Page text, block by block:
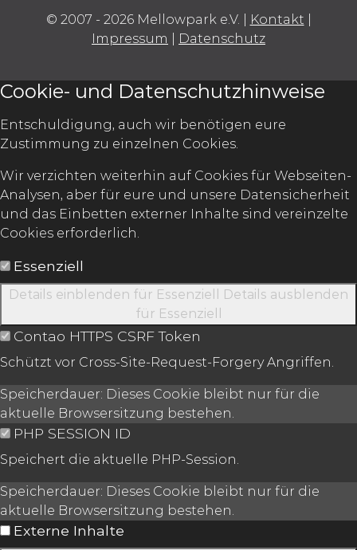
© 2007 - 2026 Mellowpark e.V. Kontakt
Impressum
Datenschutz
Cookie- und Datenschutzhinweise
Entschuldigung, auch wir benötigen eure
Zustimmung zu einzelnen Cookies.
Wir verzichten weiterhin auf Cookies für Webseiten-
Analysen, aber für eure und unsere Datensicherheit
und das Einbetten externer Inhalte sind vereinzelte
Cookies erforderlich.
Essenziell
Details einblenden für Essenziell
Details ausblenden
für Essenziell
Contao HTTPS CSRF Token
Schützt vor Cross-Site-Request-Forgery Angriffen.
Speicherdauer: Dieses Cookie bleibt nur für die
aktuelle Browsersitzung bestehen.
PHP SESSION ID
Speichert die aktuelle PHP-Session.
Speicherdauer: Dieses Cookie bleibt nur für die
aktuelle Browsersitzung bestehen.
Externe Inhalte